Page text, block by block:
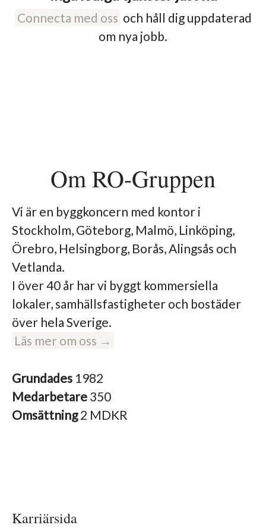
Connecta med oss och håll dig uppdaterad
om nya jobb.
Om RO-Gruppen
Vi är en byggkoncern med kontor i
Stockholm, Göteborg, Malmö, Linköping,
Örebro, Helsingborg, Borås, Alingsås och
Vetlanda.
I över 40 år har vi byggt kommersiella
lokaler, samhällsfastigheter och bostäder
över hela Sverige.
Läs mer om oss →
Grundades 1982
Medarbetare 350
Omsättning2 MDKR
Karriärsida